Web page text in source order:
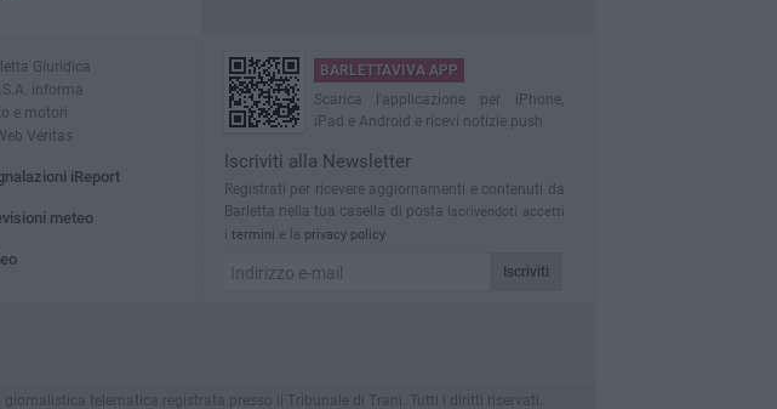
Giuridica
informa
e motori
Veritas
iReport
meteo
BARLETTAVIVA APP
Scarica l'applicazione per iPhone,
iPad e Android e ricevi notizie push
Iscriviti alla Newsletter
Registrati per ricevere aggiornamenti e contenuti da
Barletta nella tua casella di posta Iscrivendoti accetti
i termini e la privacy policy
Iscriviti
telematica registrata presso il Tribunale di Trani. Tutti i diritti riservati.